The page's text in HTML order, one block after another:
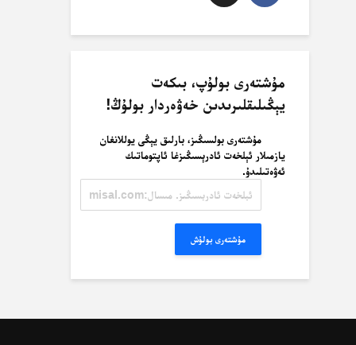
مۇشتەرى بولۇپ، بىكەت
يېڭىلىقلىرىدىن خەۋەردار بولۇڭ!
مۇشتەرى بولسىڭىز، بارلىق يېڭى يوللانغان
يازمىلار ئېلخەت ئادرېسىڭىزغا ئاپتوماتىك
ئەۋەتىلىدۇ.
ئادرېسىڭىز.
مۇشتەرى بولۇش